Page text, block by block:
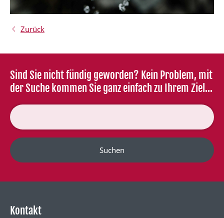
Zurück
Sind Sie nicht fündig geworden? Kein Problem, mit
der Suche kommen Sie ganz einfach zu Ihrem Ziel...
Suchen
Kontakt